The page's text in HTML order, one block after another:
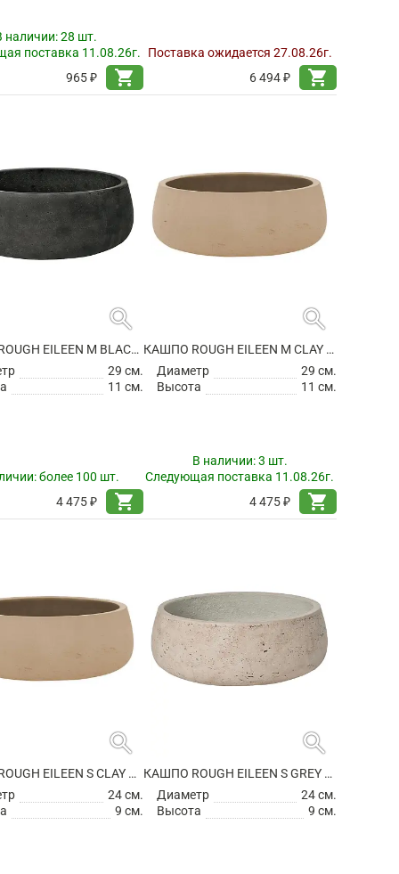
наличии:28 шт.
поставка 11.08.26г.
965 ₽
shopping_cart
Поставка ожидается 27.08.26г.
6 494 ₽
shopping_cart
search
КАШПО ROUGH EILEEN M BLACK WASHED
29 см.
11 см.
более 100 шт.
4 475 ₽
shopping_cart
search
КАШПО ROUGH EILEEN M CLAY WASHED
Диаметр
29 см.
Высота
11 см.
В наличии:3 шт.
Следующая поставка 11.08.26г.
4 475 ₽
shopping_cart
search
КАШПО ROUGH EILEEN S CLAY WASHED
24 см.
9 см.
search
КАШПО ROUGH EILEEN S GREY WASHED
Диаметр
24 см.
Высота
9 см.